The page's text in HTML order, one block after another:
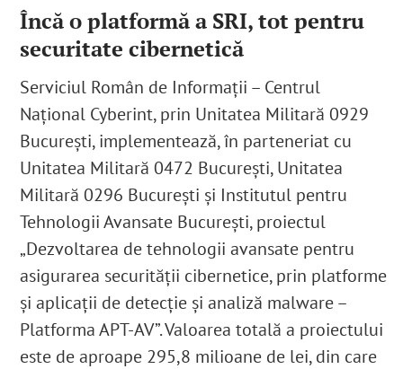
Încă o platformă a SRI, tot pentru
securitate cibernetică
Serviciul Român de Informații – Centrul
Național Cyberint, prin Unitatea Militară 0929
București, implementează, în parteneriat cu
Unitatea Militară 0472 București, Unitatea
Militară 0296 București și Institutul pentru
Tehnologii Avansate București, proiectul
„Dezvoltarea de tehnologii avansate pentru
asigurarea securității cibernetice, prin platforme
și aplicații de detecție și analiză malware –
Platforma APT-AV”. Valoarea totală a proiectului
este de aproape 295,8 milioane de lei, din care